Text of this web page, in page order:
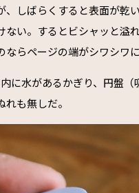
しばらくすると表面が乾
い。するとビシャッと溢
らページの端がシワシワ
に水があるかぎり、円盤
も無しだ。